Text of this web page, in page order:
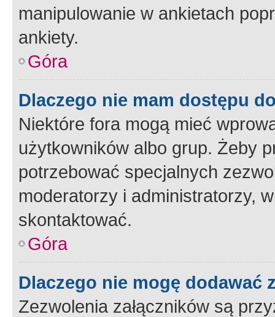
manipulowanie w ankietach
ankiety.
Góra
Dlaczego nie mam dostępu
Niektóre fora mogą mieć
użytkowników albo grup. Żeby
potrzebować specjalnych
moderatorzy i administratorzy,
skontaktować.
Góra
Dlaczego nie mogę dodawać
Zezwolenia załączników są